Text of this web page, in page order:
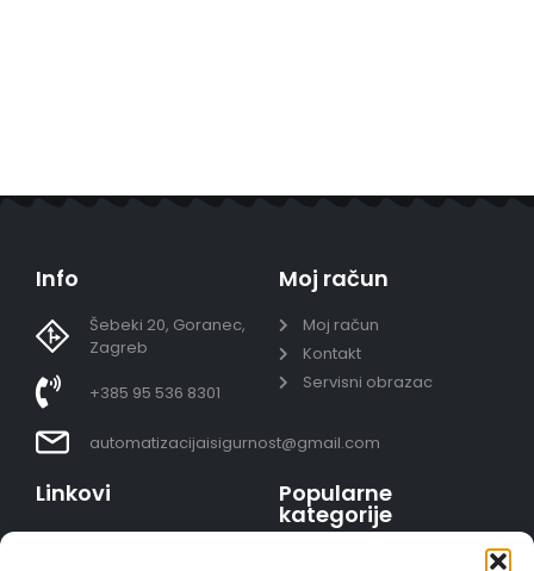
Info
Šebeki 20, Goranec,
Zagreb
+385 95 536 8301
automatizacijaisigurnost@gmail.com
Moj račun
Moj račun
Kontakt
Servisni obrazac
Linkovi Popularne
kategorije
Video nadzor - kompleti